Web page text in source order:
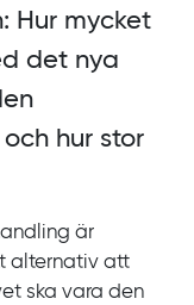
Hur mycket
det nya
hur stor
är
alternativ att
ska vara den